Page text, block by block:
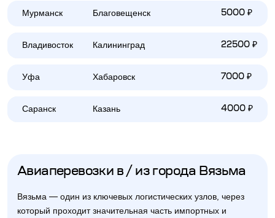
Мурманск Благовещенск 5000 ₽
Владивосток Калининград 22500 ₽
Уфа Хабаровск 7000 ₽
Саранск Казань 4000 ₽
Авиаперевозки в / из города Вязьма
Вязьма — один из ключевых логистических узлов, через
который проходит значительная часть импортных и